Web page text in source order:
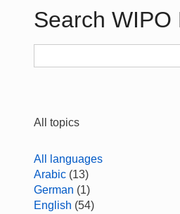
Search WIPO
All topics
All languages
Arabic (13)
German (1)
English (54)